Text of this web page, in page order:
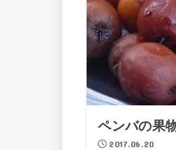
ペンバの果
2017.06.20